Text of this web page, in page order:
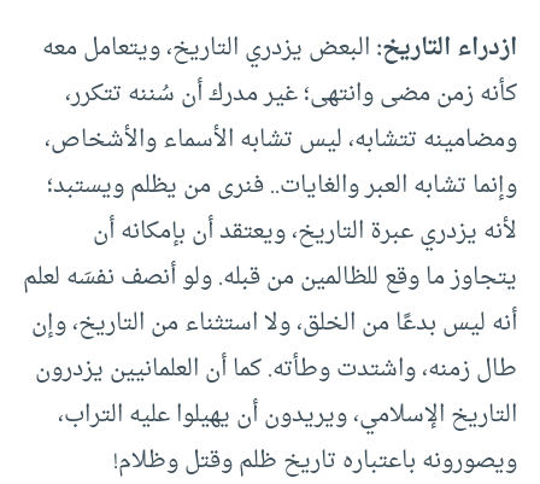
ازدراء التاريخ:البعض يزدري التاريخ، ويتعامل معه
كأنه زمن مضى وانتهى؛ غير مدرك أن سُننه تتكرر،
ومضامينه تتشابه، ليس تشابه الأسماء والأشخاص،
وإنما تشابه العبر والغايات.. فنرى من يظلم ويستبد؛
لأنه يزدري عبرة التاريخ، ويعتقد أن بإمكانه أن
يتجاوز ما وقع للظالمين من قبله. ولو أنصف نفسَه لعلم
أنه ليس بدعًا من الخلق، ولا استثناء من التاريخ، وإن
طال زمنه، واشتدت وطأته. كما أن العلمانيين يزدرون
التاريخ الإسلامي، ويريدون أن يهيلوا عليه التراب،
ويصورونه باعتباره تاريخ ظلم وقتل وظلام!